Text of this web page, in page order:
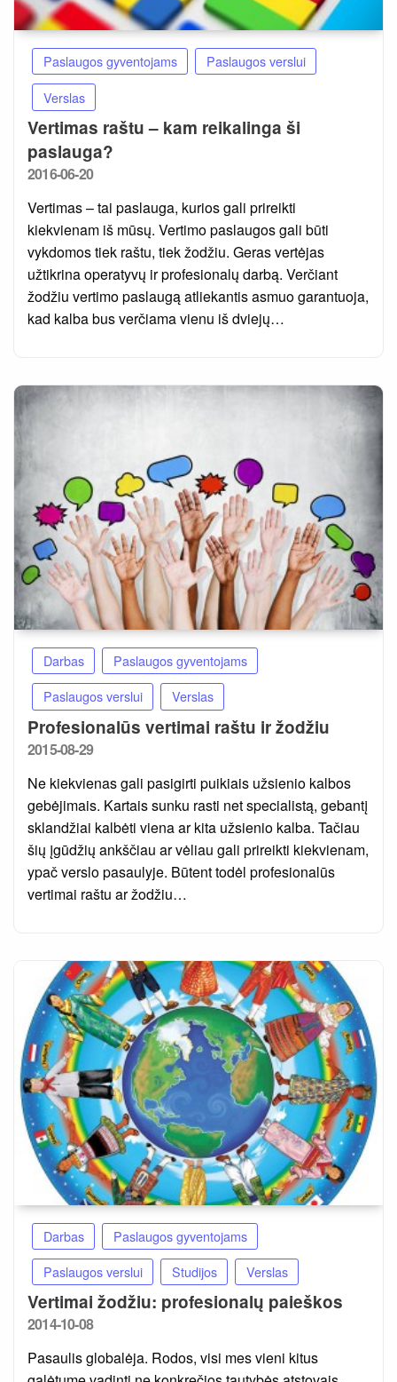
Paslaugos gyventojams
Paslaugos verslui
Verslas
Vertimas raštu – kam reikalinga ši
paslauga?
Posted
2016-06-20
Vertimas – tai paslauga, kurios gali prireikti
kiekvienam iš mūsų. Vertimo paslaugos gali būti
vykdomos tiek raštu, tiek žodžiu. Geras vertėjas
užtikrina operatyvų ir profesionalų darbą. Verčiant
žodžiu vertimo paslaugą atliekantis asmuo garantuoja,
kad kalba bus verčiama vienu iš dviejų…
Darbas
Paslaugos gyventojams
Paslaugos verslui
Verslas
Profesionalūs vertimai raštu ir žodžiu
Posted
2015-08-29
Ne kiekvienas gali pasigirti puikiais užsienio kalbos
gebėjimais. Kartais sunku rasti net specialistą, gebantį
sklandžiai kalbėti viena ar kita užsienio kalba. Tačiau
šių įgūdžių ankščiau ar vėliau gali prireikti kiekvienam,
ypač verslo pasaulyje. Būtent todėl profesionalūs
vertimai raštu ar žodžiu…
Darbas
Paslaugos gyventojams
Paslaugos verslui
Studijos Verslas
Vertimai žodžiu: profesionalų paieškos
Posted
2014-10-08
Pasaulis globalėja. Rodos, visi mes vieni kitus